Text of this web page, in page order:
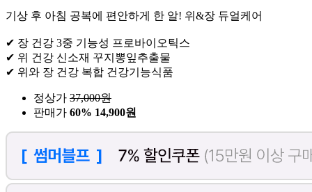
기상 후 아침 공복에 편안하게 한 알! 위&장 듀얼케어
✔ 장 건강 3중 기능성 프로바이오틱스
✔ 위 건강 신소재 꾸지뽕잎추출물
✔ 위와 장 건강 복합 건강기능식품
정상가 37,000원
판매가 60% 14,900원